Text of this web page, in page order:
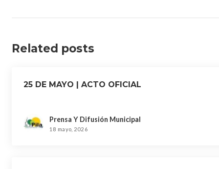
Related posts
25 DE MAYO | ACTO OFICIAL
Prensa Y Difusión Municipal
18 mayo, 2026